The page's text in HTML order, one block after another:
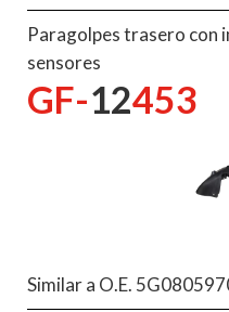
Paragolpes trasero con
sensores
GF-12453
Similar a O.E.